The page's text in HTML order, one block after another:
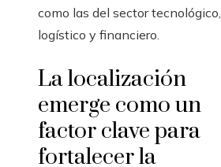
como las del sector tecnológico,
logístico y financiero.
La localización
emerge como un
factor clave para
fortalecer la